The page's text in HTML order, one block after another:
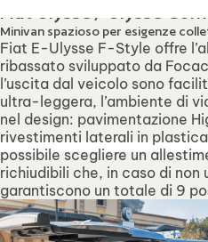
compresi. Il servizio
Fiat Ulysse / Ulysse
Minivan spazioso per esigenze
Fiat E-Ulysse F-Style offre
ribassato sviluppato da
l’uscita dal veicolo sono
ultra-leggera, l’ambiente di
nel design: pavimentazione
rivestimenti laterali in
possibile scegliere un
richiudibili che, in caso di non
garantiscono un totale di 9